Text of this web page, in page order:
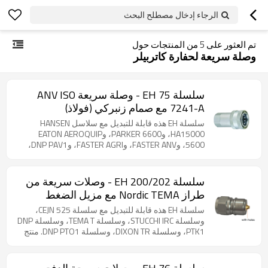
الرجاء إدخال مصطلح البحث
تم العثور على 5من المنتجات حول
وصلة سريعة لحفارة كاتربيلر
سلسلة EH 75 - وصلة سريعة ANV ISO
7241-A مع صمام زنبركي (فولاذ)
سلسلة EH هذه قابلة للتبديل مع سلاسل HANSEN
HA15000، وPARKER 6600، وEATON AEROQUIP
5600، وFASTER ANV، وFASTER AGRI، وDNP PAV1،
75 عبارة عن وصلة سريعة من نوع الصمام، متوافقة مع
معايير ISO 7241-1-A. مصنوعة من الفولاذ الكربوني
المطلي بالزنك، مما يضمن قابلية التبديل عالميًا، وهي
متوفرة بأحجام من ¼ بوصة إلى 2 بوصة. نظرًا لتعدد
استخداماتها، تُستخدم سلسلة 75 على نطاق واسع في
الأنظمة الهيدروليكية، وخاصة في التطبيقات الزراعية
سلسلة EH 200/202 - وصلات سريعة من
طراز Nordic TEMA مع مزيل الضغط
(فولاذ، نحاس)
سلسلة EH هذه قابلة للتبديل مع سلسلة CEJN 525،
وسلسلة STUCCHI IRC، وسلسلة TEMA T، وسلسلة DNP
PTK1، وسلسلة DIXON TR، وسلسلة DNP PTO1. منتج
للتطبيقات الهيدروليكية الصعبة. يمنع غلاف الأمان الواقي